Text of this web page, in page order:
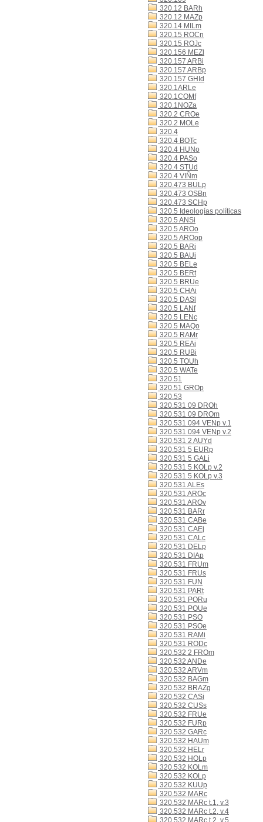
320.12 BARh
320.12 MAZp
320.14 MILm
320.15 ROCn
320.15 ROJc
320.156 MEZl
320.157 ARBi
320.157 ARBp
320.157 GHId
320.1ARLe
320.1COMf
320.1NOZa
320.2 CROe
320.2 MOLe
320.4
320.4 BOTc
320.4 HUNo
320.4 PASo
320.4 STUd
320.4 VIÑm
320.473 BULp
320.473 OSBn
320.473 SCHp
320.5 Ideologías políticas
320.5 ANSi
320.5 AROo
320.5 AROop
320.5 BARi
320.5 BAUi
320.5 BELe
320.5 BERt
320.5 BRUe
320.5 CHAi
320.5 DASl
320.5 LANf
320.5 LENc
320.5 MAQo
320.5 RAMr
320.5 REAi
320.5 RUBi
320.5 TOUh
320.5 WATe
320.51
320.51 GROp
320.53
320.531 09 DROh
320.531 09 DROm
320.531 094 VENp v.1
320.531 094 VENp v.2
320.531 2 AUYd
320.531 5 EURp
320.531 5 GALi
320.531 5 KOLp v.2
320.531 5 KOLp v.3
320.531 ALEs
320.531 AROc
320.531 AROv
320.531 BARr
320.531 CABe
320.531 CAEj
320.531 CALc
320.531 DELp
320.531 DIAp
320.531 FRUm
320.531 FRUs
320.531 FUN
320.531 PARt
320.531 PORu
320.531 POUe
320.531 PSO
320.531 PSOe
320.531 RAMi
320.531 RODc
320.532 2 FROm
320.532 ANDe
320.532 ARVm
320.532 BAGm
320.532 BRAZg
320.532 CASi
320.532 CUSs
320.532 FRUe
320.532 FURp
320.532 GARc
320.532 HAUm
320.532 HELr
320.532 HOLp
320.532 KOLm
320.532 KOLp
320.532 KUUp
320.532 MARc
320.532 MARc t.1, v.3
320.532 MARc t.2, v.4
320.532 MARc t.2, v.5